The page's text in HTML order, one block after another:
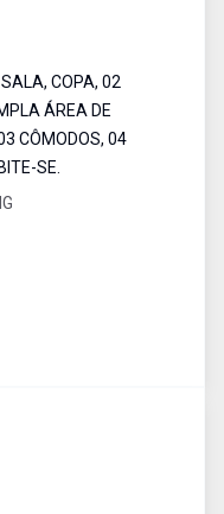
COPA, 02
ÁREA DE
CÔMODOS, 04
SE.